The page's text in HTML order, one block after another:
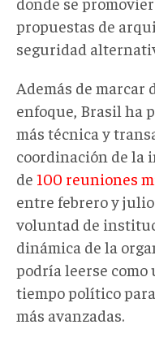
propuestas de
seguridad
Además de marcar
enfoque, Brasil ha
más técnica y
coordinación de la
de 100 reuniones
entre febrero y
voluntad de
dinámica de la
podría leerse
tiempo político
más avanzadas.